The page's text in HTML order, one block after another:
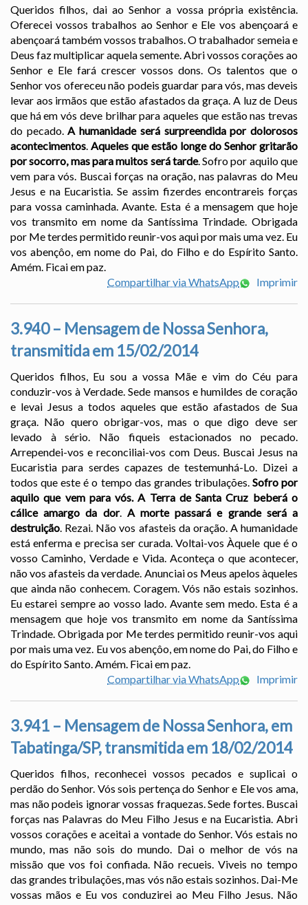
Queridos filhos, dai ao Senhor a vossa própria existência.
Oferecei vossos trabalhos ao Senhor e Ele vos abençoará e
abençoará também vossos trabalhos. O trabalhador semeia e
Deus faz multiplicar aquela semente. Abri vossos corações ao
Senhor e Ele fará crescer vossos dons. Os talentos que o
Senhor vos ofereceu não podeis guardar para vós, mas deveis
levar aos irmãos que estão afastados da graça. A luz de Deus
que há em vós deve brilhar para aqueles que estão nas trevas
do pecado.A humanidade será surpreendida por dolorosos
acontecimentos. Aqueles que estão longe do Senhor gritarão
por socorro, mas para muitos será tarde. Sofro por aquilo que
vem para vós. Buscai forças na oração, nas palavras do Meu
Jesus e na Eucaristia. Se assim fizerdes encontrareis forças
para vossa caminhada. Avante. Esta é a mensagem que hoje
vos transmito em nome da Santíssima Trindade. Obrigada
por Me terdes permitido reunir-vos aqui por mais uma vez. Eu
vos abençôo, em nome do Pai, do Filho e do Espírito Santo.
Amém. Ficai em paz.
Compartilhar via WhatsApp
Imprimir
3.940 – Mensagem de Nossa Senhora,
transmitida em 15/02/2014
Queridos filhos, Eu sou a vossa Mãe e vim do Céu para
conduzir-vos à Verdade. Sede mansos e humildes de coração
e levai Jesus a todos aqueles que estão afastados de Sua
graça. Não quero obrigar-vos, mas o que digo deve ser
levado à sério. Não fiqueis estacionados no pecado.
Arrependei-vos e reconciliai-vos com Deus. Buscai Jesus na
Eucaristia para serdes capazes de testemunhá-Lo. Dizei a
todos que este é o tempo das grandes tribulações. Sofro por
aquilo que vem para vós. A Terra de Santa Cruz beberá o
cálice amargo da dor. A morte passará e grande será a
destruição. Rezai. Não vos afasteis da oração. A humanidade
está enferma e precisa ser curada. Voltai-vos Àquele que é o
vosso Caminho, Verdade e Vida. Aconteça o que acontecer,
não vos afasteis da verdade. Anunciai os Meus apelos àqueles
que ainda não conhecem. Coragem. Vós não estais sozinhos.
Eu estarei sempre ao vosso lado. Avante sem medo. Esta é a
mensagem que hoje vos transmito em nome da Santíssima
Trindade. Obrigada por Me terdes permitido reunir-vos aqui
por mais uma vez. Eu vos abençôo, em nome do Pai, do Filho e
do Espírito Santo. Amém. Ficai em paz.
Compartilhar via WhatsApp
Imprimir
3.941 – Mensagem de Nossa Senhora, em
Tabatinga/SP, transmitida em 18/02/2014
Queridos filhos, reconhecei vossos pecados e suplicai o
perdão do Senhor. Vós sois pertença do Senhor e Ele vos ama,
mas não podeis ignorar vossas fraquezas. Sede fortes. Buscai
forças nas Palavras do Meu Filho Jesus e na Eucaristia. Abri
vossos corações e aceitai a vontade do Senhor. Vós estais no
mundo, mas não sois do mundo. Dai o melhor de vós na
missão que vos foi confiada. Não recueis. Viveis no tempo
das grandes tribulações, mas vós não estais sozinhos. Dai-Me
vossas mãos e Eu vos conduzirei ao Meu Filho Jesus. Não